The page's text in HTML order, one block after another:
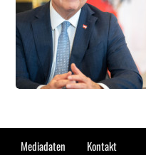
Mediadaten Kontakt